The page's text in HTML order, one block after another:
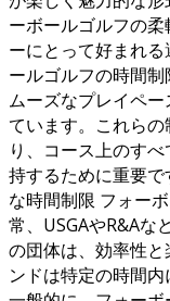
ーボールゴルフの
ーにとって好まれ
ールゴルフの時間
ムーズなプレイペ
ています。これら
り、コース上のす
持するために重要
な時間制限 フォー
常、USGAやR&Aな
の団体は、効率性
ンドは特定の時間内